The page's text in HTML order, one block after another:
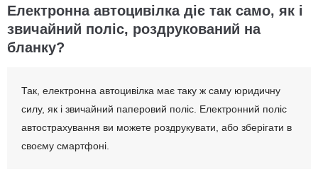
Електронна автоцивілка діє так само, як і
звичайний поліс, роздрукований на
бланку?
Так, електронна автоцивілка має таку ж саму юридичну
силу, як і звичайний паперовий поліс. Електронний поліс
автострахування ви можете роздрукувати, або зберігати в
своєму смартфоні.